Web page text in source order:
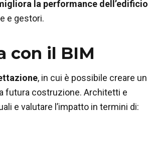
la performance dell’edificio
e gestori.
con il BIM
, in cui è possibile creare un
futura costruzione. Architetti e
e valutare l’impatto in termini di: